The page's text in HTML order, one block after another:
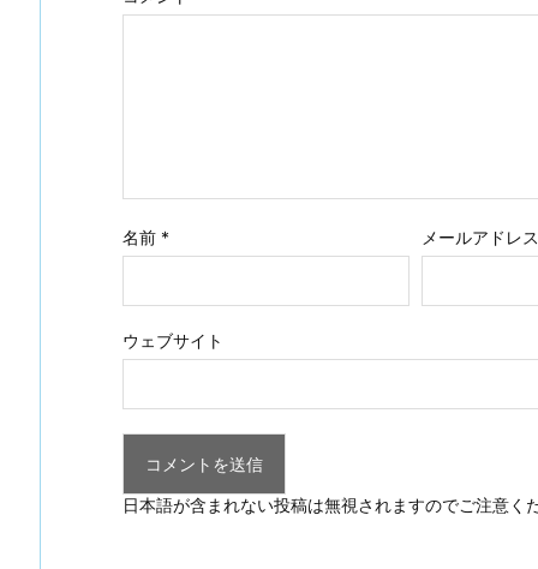
名前 * メールアドレス
ウェブサイト
日本語が含まれない投稿は無視されますのでご注意く